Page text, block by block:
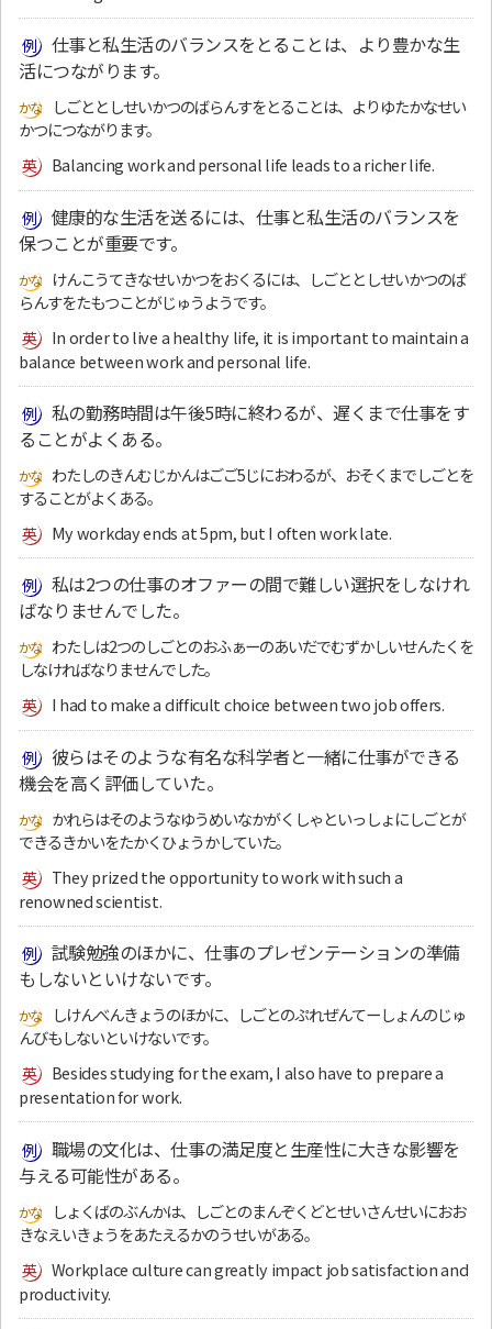
仕事と私生活のバランスをとることは、より豊かな生
活につながります。
しごととしせいかつのばらんすをとることは、よりゆたかなせい
かつにつながります。
Balancing work and personal life leads to a richer life.
健康的な生活を送るには、仕事と私生活のバランスを
保つことが重要です。
けんこうてきなせいかつをおくるには、しごととしせいかつのば
らんすをたもつことがじゅうようです。
In order to live a healthy life, it is important to maintain a
balance between work and personal life.
私の勤務時間は午後5時に終わるが、遅くまで仕事をす
ることがよくある。
わたしのきんむじかんはごご5じにおわるが、おそくまでしごとを
することがよくある。
My workday ends at 5pm, but I often work late.
私は2つの仕事のオファーの間で難しい選択をしなけれ
ばなりませんでした。
わたしは2つのしごとのおふぁーのあいだでむずかしいせんたくを
しなければなりませんでした。
I had to make a difficult choice between two job offers.
彼らはそのような有名な科学者と一緒に仕事ができる
機会を高く評価していた。
かれらはそのようなゆうめいなかがくしゃといっしょにしごとが
できるきかいをたかくひょうかしていた。
They prized the opportunity to work with such a
renowned scientist.
試験勉強のほかに、仕事のプレゼンテーションの準備
もしないといけないです。
しけんべんきょうのほかに、しごとのぷれぜんてーしょんのじゅ
んびもしないといけないです。
Besides studying for the exam, I also have to prepare a
presentation for work.
職場の文化は、仕事の満足度と生産性に大きな影響を
与える可能性がある。
しょくばのぶんかは、しごとのまんぞくどとせいさんせいにおお
きなえいきょうをあたえるかのうせいがある。
Workplace culture can greatly impact job satisfaction and
productivity.